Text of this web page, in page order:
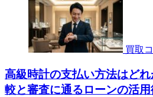
買取
高級時計の支払い方法はど
較と審査に通るローンの活用